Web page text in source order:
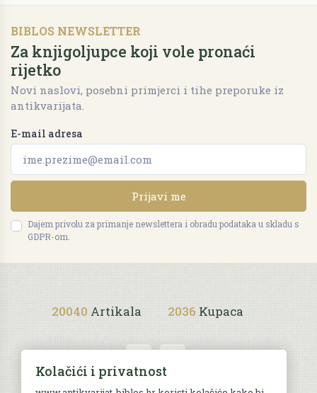
BIBLOS NEWSLETTER
Za knjigoljupce koji vole pronaći
rijetko
Novi naslovi, posebni primjerci i tihe preporuke iz
antikvarijata.
E-mail adresa
Prijavi me
Dajem privolu za primanje newslettera i obradu podataka u skladu s
GDPR-om.
20040 Artikala 2036 Kupaca
Kolačići i privatnost